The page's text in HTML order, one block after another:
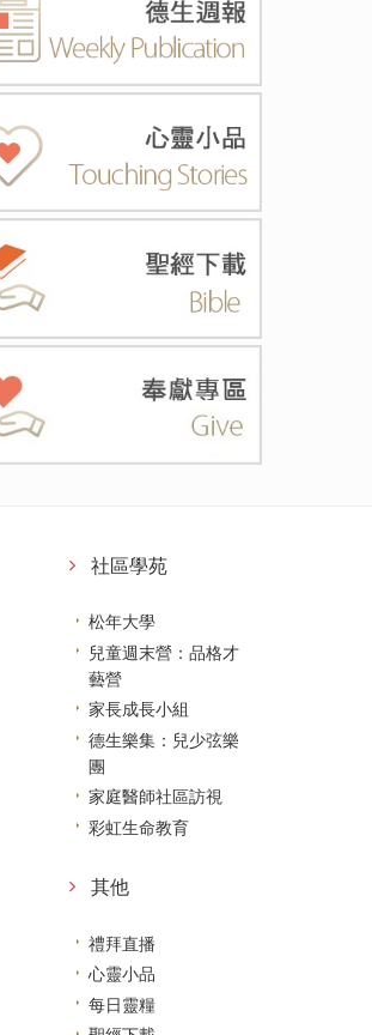
社區學苑
松年大學
兒童週末營：品格才
藝營
家長成長小組
德生樂集：兒少弦樂
團
家庭醫師社區訪視
彩虹生命教育
其他
禮拜直播
心靈小品
每日靈糧